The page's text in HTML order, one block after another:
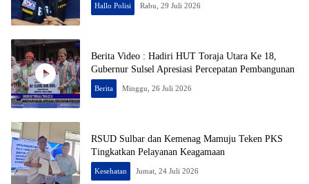
Hallo Polisi Rabu, 29 Juli 2026
Berita Video : Hadiri HUT Toraja Utara Ke 18,
Gubernur Sulsel Apresiasi Percepatan Pembangunan
Berita Minggu, 26 Juli 2026
RSUD Sulbar dan Kemenag Mamuju Teken PKS
Tingkatkan Pelayanan Keagamaan
Kesehatan Jumat, 24 Juli 2026